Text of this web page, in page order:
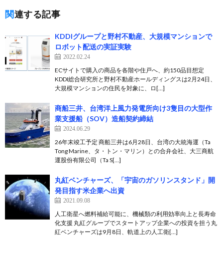
関連する記事
KDDIグループと野村不動産、大規模マンションで
ロボット配送の実証実験
2022.02.24
ECサイトで購入の商品を各階や住戸へ、約150品目想定
KDDI総合研究所と野村不動産ホールディングスは2月24日、
大規模マンションの住民を対象に、ロ[…]
商船三井、台湾洋上風力発電所向け3隻目の大型作
業支援船（SOV）造船契約締結
2024.06.29
26年末竣工予定 商船三井は6月28日、台湾の大統海運（Ta
Tong Marine、タ・トン・マリン）との合弁会社、大三商航
運股份有限公司（Ta S[…]
丸紅ベンチャーズ、「宇宙のガソリンスタンド」開
発目指す米企業へ出資
2021.09.08
人工衛星へ燃料補給可能に、機械類の利用効率向上と長寿命
化支援 丸紅グループでスタートアップ企業への投資を担う丸
紅ベンチャーズは9月8日、軌道上の人工衛[…]